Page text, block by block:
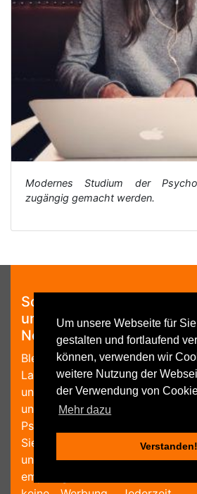
Um unsere Webseite für
gestalten und fortlaufend
können, verwenden wir
weitere Nutzung der
der Verwendung von
Mehr dazu
Verstanden!
Modernes Studium der
zugängig gemacht werden.
Schreiben Sie sich in
unseren kostenlosen
Newsletter ein:
Bleiben Sie auf dem
Laufenden über Neuigkeiten
und Aktualisierungen bei
unserem
Psychologielexikon, indem
Sie einmal im Quartal
unseren Newsletter
empfangen. Garantiert